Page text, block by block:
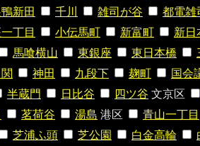
新田 千川 雑司が谷 都電雑
丁目 小伝馬町 新富町 新日
馬喰横山 東銀座 東日本橋
神田 九段下 麹町 国会
半蔵門 日比谷 四ツ谷 文京区
茗荷谷 湯島 港区 青山一丁目
芝浦ふ頭 芝公園 白金高輪